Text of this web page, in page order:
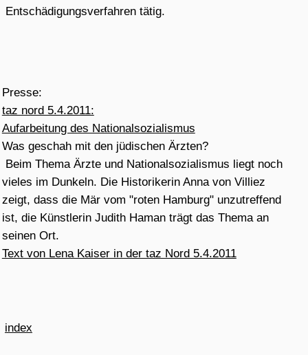
Evelyn Hauenstein Artikel Thieme Verlag "Ausgerechnet
Markus Stiehm Artikel Thieme Verlag 20.6.2002